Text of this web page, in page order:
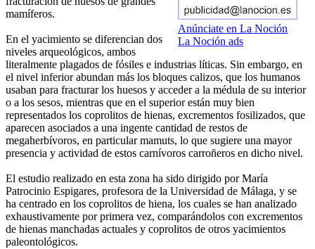
Anúnciate en La Noción
La Noción ads
mamíferos.
En el yacimiento se diferencian dos
niveles arqueológicos, ambos
literalmente plagados de fósiles e industrias líticas. Sin embargo, en
el nivel inferior abundan más los bloques calizos, que los humanos
usaban para fracturar los huesos y acceder a la médula de su interior
o a los sesos, mientras que en el superior están muy bien
representados los coprolitos de hienas, excrementos fosilizados, que
aparecen asociados a una ingente cantidad de restos de
megaherbívoros, en particular mamuts, lo que sugiere una mayor
presencia y actividad de estos carnívoros carroñeros en dicho nivel.
El estudio realizado en esta zona ha sido dirigido por María
Patrocinio Espigares, profesora de la Universidad de Málaga, y se
ha centrado en los coprolitos de hiena, los cuales se han analizado
exhaustivamente por primera vez, comparándolos con excrementos
de hienas manchadas actuales y coprolitos de otros yacimientos
paleontológicos.